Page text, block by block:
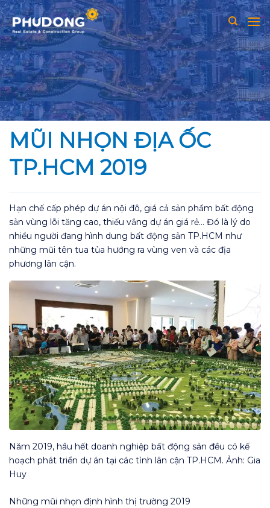
Skip
to
content
MŨI NHỌN ĐỊA ỐC
TP.HCM 2019
Hạn chế cấp phép dự án nội đô, giá cả sản phẩm bất động
sản vùng lõi tăng cao, thiếu vắng dự án giá rẻ… Đó là lý do
nhiều người đang hình dung bất động sản TP.HCM như
những mũi tên tua tủa hướng ra vùng ven và các địa
phương lân cận.
Năm 2019, hầu hết doanh nghiệp bất động sản đều có kế
hoạch phát triển dự án tại các tỉnh lân cận TP.HCM. Ảnh: Gia
Huy
Những mũi nhọn định hình thị trường 2019